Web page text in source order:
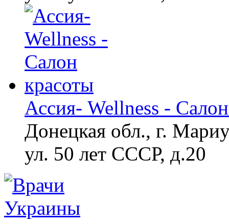
Ассия- Wellness -
Донецкая обл., г.
ул. 50 лет СССР, д.20